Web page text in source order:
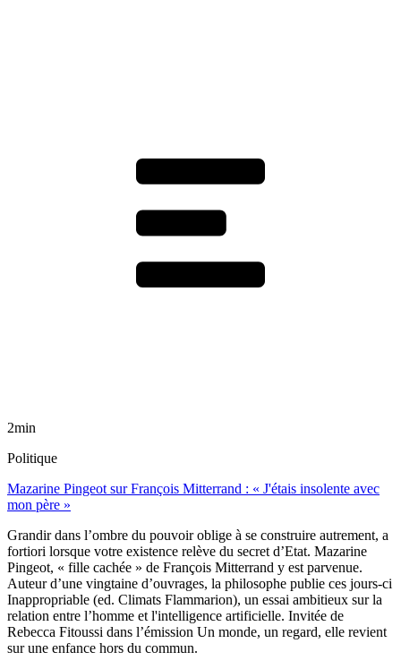
2min
Politique
Mazarine Pingeot sur François Mitterrand : « J'étais insolente avec
mon père »
Grandir dans l’ombre du pouvoir oblige à se construire autrement, a
fortiori lorsque votre existence relève du secret d’Etat. Mazarine
Pingeot, « fille cachée » de François Mitterrand y est parvenue.
Auteur d’une vingtaine d’ouvrages, la philosophe publie ces jours-ci
Inappropriable (ed. Climats Flammarion), un essai ambitieux sur la
relation entre l’homme et l'intelligence artificielle. Invitée de
Rebecca Fitoussi dans l’émission Un monde, un regard, elle revient
sur une enfance hors du commun.